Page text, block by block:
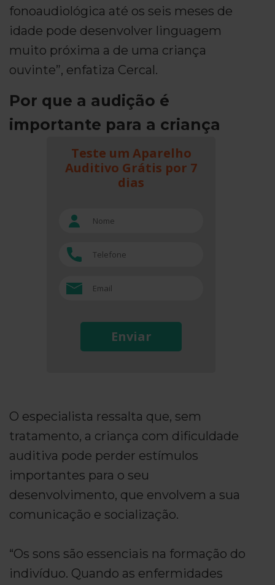
fonoaudiológica até os seis meses de
idade pode desenvolver linguagem
muito próxima a de uma criança
ouvinte”, enfatiza Cercal.
Por que a audição é
importante para a criança
Teste um Aparelho
Auditivo Grátis por 7
dias
Enviar
O especialista ressalta que, sem
tratamento, a criança com dificuldade
auditiva pode perder estímulos
importantes para o seu
desenvolvimento, que envolvem a sua
comunicação e socialização.
“Os sons são essenciais na formação do
indivíduo. Quando as enfermidades